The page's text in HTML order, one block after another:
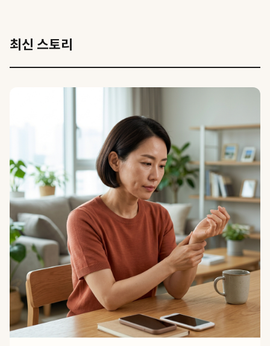
최신 스토리